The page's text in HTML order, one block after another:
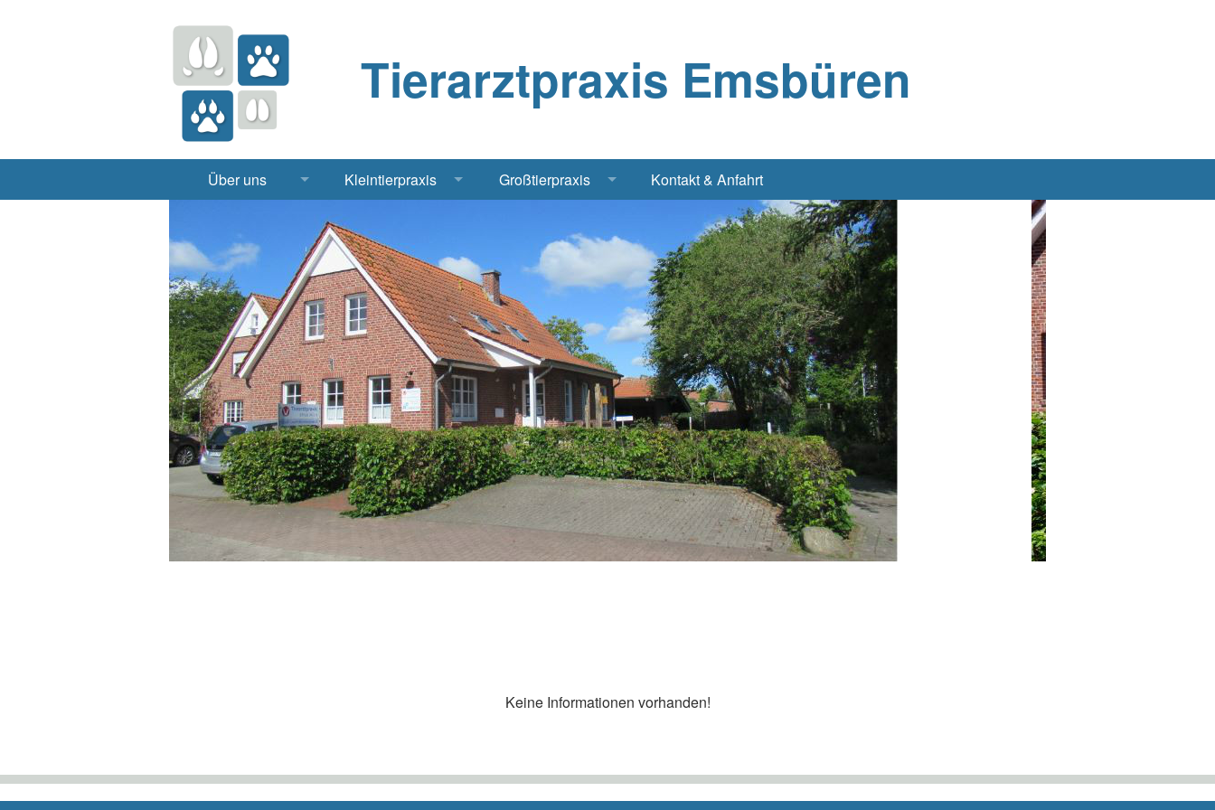
Tierarztpraxis Emsbüren
Über uns
Apotheke
Labor
Notdienst
Jobs & Praktikum
Kleintierpraxis
Heimtiere
Röntgen Ultraschall Elektrochirurgie Narkose
Großtierpraxis
Bestandsbetreuung Rind
Geflügel, Tauben, Hühner
Kontakt & Anfahrt
Keine Informationen vorhanden!